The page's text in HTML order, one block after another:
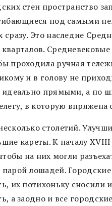
стен пространство
под самыми
сразу. Это наследие
проходила ручная
и в голову не
идеально прямыми, а по
в которую
столетий.
кареты. К началу
на них могли
лошадей.
их потихоньку сносили
а заодно и все